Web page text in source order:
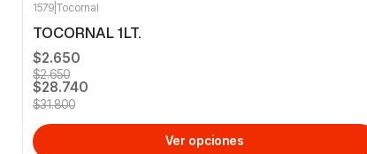
1579 Tocornal
TOCORNAL 1LT.
$2.650
$2.650
$28.740
$31.800
Ver opciones